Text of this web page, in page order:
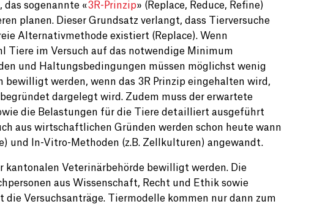
sogenannte «3R-Prinzip» (Replace, Reduce, Refine)
planen. Dieser Grundsatz verlangt, dass Tierversuche
Alternativmethode existiert (Replace). Wenn
Tiere im Versuch auf das notwendige Minimum
und Haltungsbedingungen müssen möglichst wenig
bewilligt werden, wenn das 3R Prinzip eingehalten wird,
dargelegt wird. Zudem muss der erwartete
die Belastungen für die Tiere detailliert ausgeführt
aus wirtschaftlichen Gründen werden schon heute wann
und In-Vitro-Methoden (z.B. Zellkulturen) angewandt.
kantonalen Veterinärbehörde bewilligt werden. Die
aus Wissenschaft, Recht und Ethik sowie
Versuchsanträge. Tiermodelle kommen nur dann zum